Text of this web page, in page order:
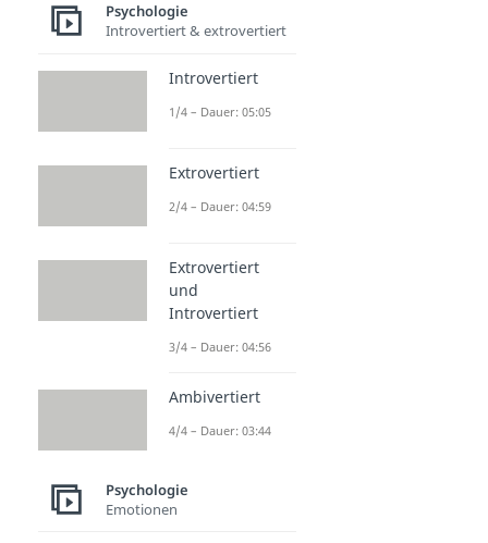
Psychologie
Introvertiert & extrovertiert
Introvertiert
1/4 – Dauer: 05:05
Extrovertiert
2/4 – Dauer: 04:59
Extrovertiert
und
Introvertiert
3/4 – Dauer: 04:56
Ambivertiert
4/4 – Dauer: 03:44
Psychologie
Emotionen